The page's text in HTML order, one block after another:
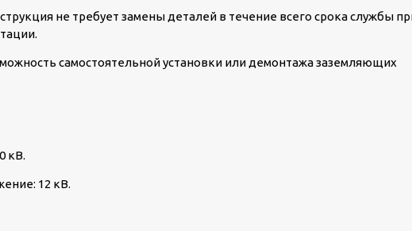
не требует замены деталей в течение всего срока службы
самостоятельной установки или демонтажа заземляющих
кВ.
12 кВ.